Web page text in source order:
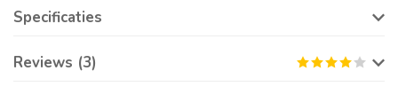
Specificaties
Reviews (3)